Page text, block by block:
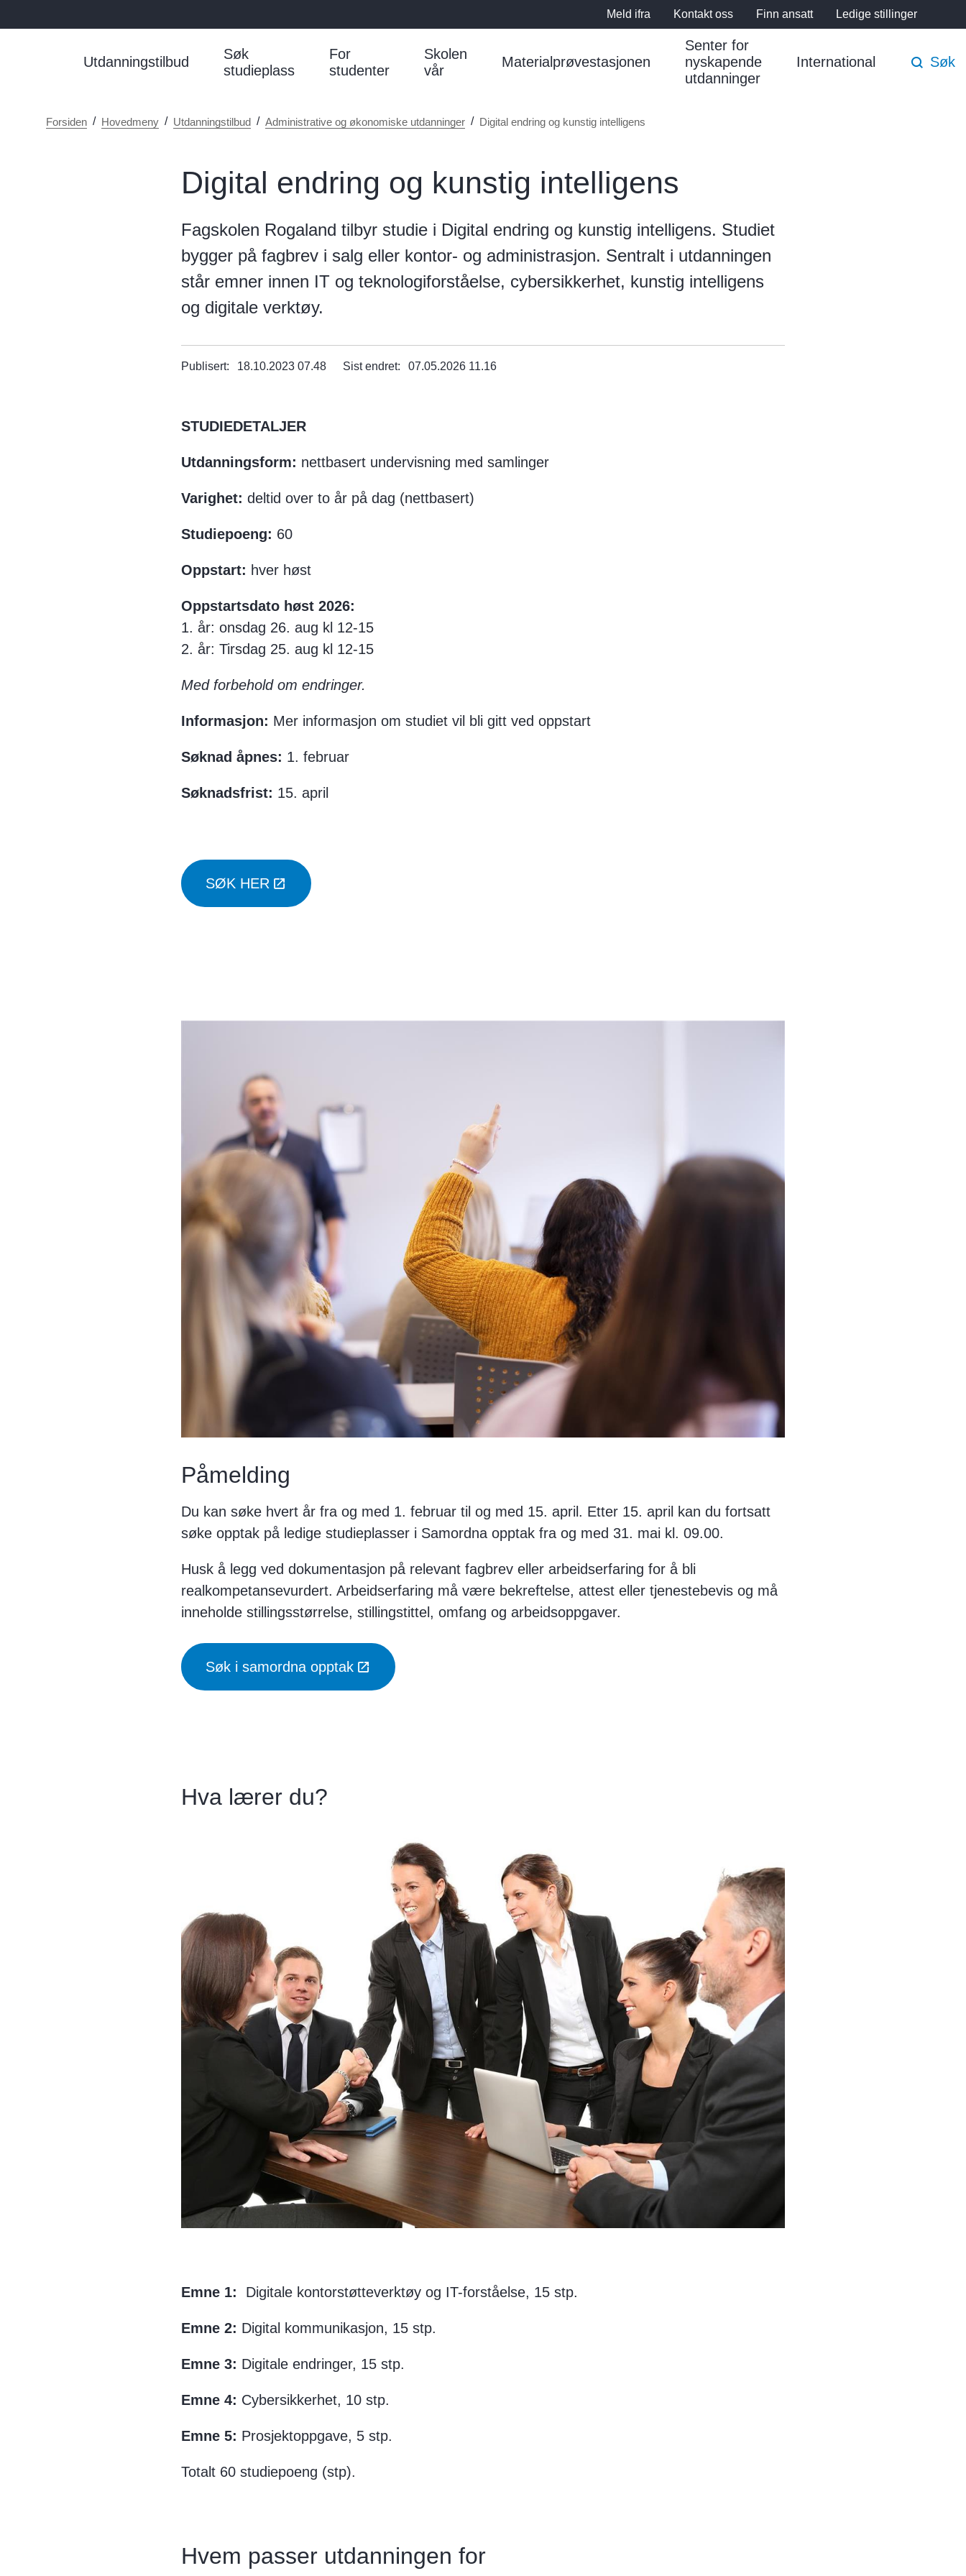
Meld ifra Kontakt oss Finn ansatt Ledige stillinger
Utdanningstilbud
Søk
studieplass
For
studenter
Skolen
vår
Materialprøvestasjonen
Senter for
nyskapende
utdanninger
International Søk
Du
Forsiden Hovedmeny Utdanningstilbud Administrative og økonomiske utdanninger Digital endring og kunstig intelligens
Digital endring og kunstig intelligens
Fagskolen Rogaland tilbyr studie i Digital endring og kunstig intelligens. Studiet
bygger på fagbrev i salg eller kontor- og administrasjon. Sentralt i utdanningen
står emner innen IT og teknologiforståelse, cybersikkerhet, kunstig intelligens
og digitale verktøy.
Publisert 18.10.2023 07.48 Sist endret 07.05.2026 11.16
STUDIEDETALJER
Utdanningsform: nettbasert undervisning med samlinger
Varighet: deltid over to år på dag (nettbasert)
Studiepoeng: 60
Oppstart: hver høst
Oppstartsdato høst 2026:
1. år: onsdag 26. aug kl 12-15
2. år: Tirsdag 25. aug kl 12-15
Med forbehold om endringer.
Informasjon: Mer informasjon om studiet vil bli gitt ved oppstart
Søknad åpnes: 1. februar
Søknadsfrist: 15. april
SØK HER
Påmelding
Du kan søke hvert år fra og med 1. februar til og med 15. april. Etter 15. april kan du fortsatt
søke opptak på ledige studieplasser i Samordna opptak fra og med 31. mai kl. 09.00.
Husk å legg ved dokumentasjon på relevant fagbrev eller arbeidserfaring for å bli
realkompetansevurdert. Arbeidserfaring må være bekreftelse, attest eller tjenestebevis og må
inneholde stillingsstørrelse, stillingstittel, omfang og arbeidsoppgaver.
Søk i samordna opptak
Hva lærer du?
Emne 1: Digitale kontorstøtteverktøy og IT-forståelse, 15 stp.
Emne 2: Digital kommunikasjon, 15 stp.
Emne 3: Digitale endringer, 15 stp.
Emne 4: Cybersikkerhet, 10 stp.
Emne 5: Prosjektoppgave, 5 stp.
Totalt 60 studiepoeng (stp).
Hvem passer utdanningen for